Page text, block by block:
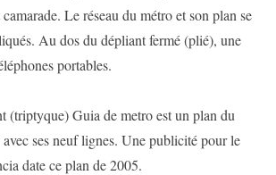
Le réseau du métro et son plan se
Au dos du dépliant fermé (plié), une
portables.
(triptyque) Guia de metro est un plan du
ses neuf lignes. Une publicité pour le
date ce plan de 2005.